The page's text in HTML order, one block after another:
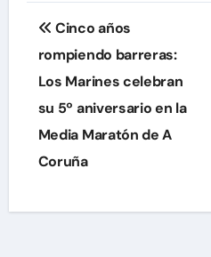
Navegación
de
entradas
Cinco años
rompiendo barreras:
Los Marines celebran
su 5º aniversario en la
Media Maratón de A
Coruña